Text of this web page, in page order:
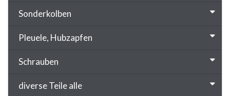
Sonderkolben
Pleuele, Hubzapfen
Schrauben
diverse Teile alle